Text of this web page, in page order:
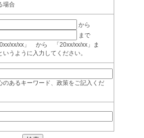
場合
から
まで
xx/xx」 から 「20xx/xx/xx」ま
うように入力してください。
あるキーワード、政策をご記入くだ